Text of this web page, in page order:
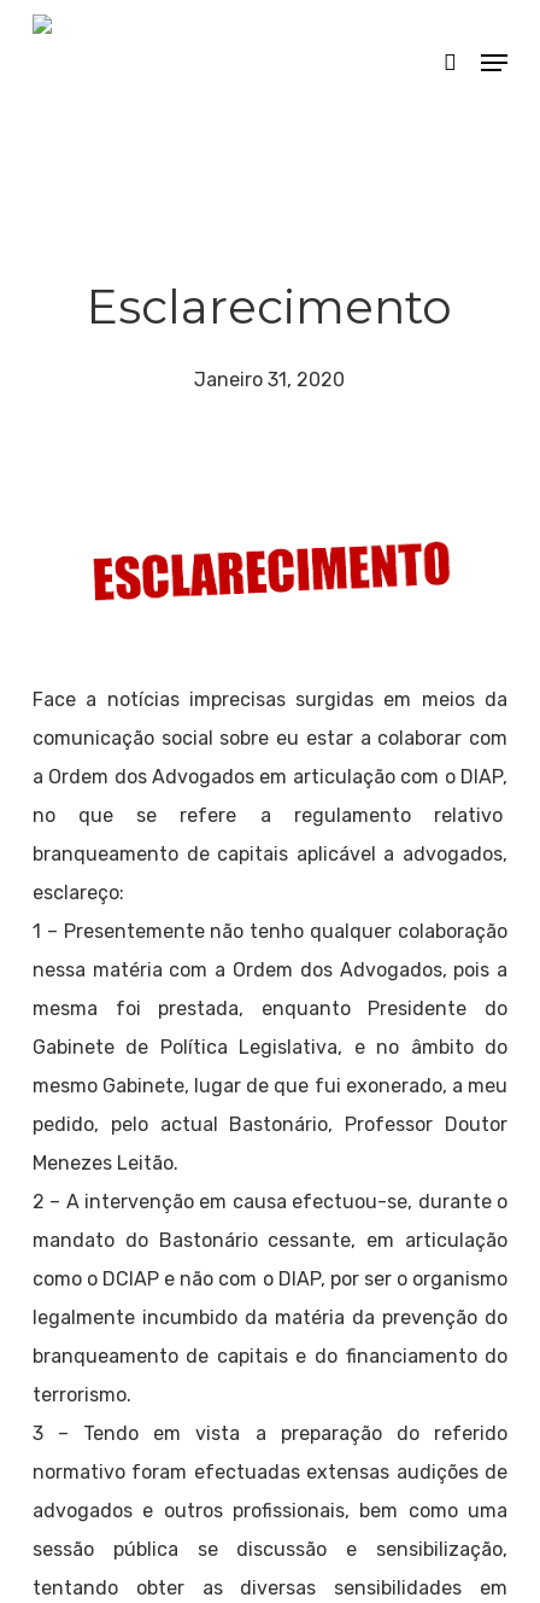
Skip
search
Menu
Esclarecimento
Janeiro 31, 2020
Face a notícias imprecisas surgidas em meios da
comunicação social sobre eu estar a colaborar com
a Ordem dos Advogados em articulação com o DIAP,
no que se refere a regulamento relativo
branqueamento de capitais aplicável a advogados,
esclareço:
1 – Presentemente não tenho qualquer colaboração
nessa matéria com a Ordem dos Advogados, pois a
mesma foi prestada, enquanto Presidente do
Gabinete de Política Legislativa, e no âmbito do
mesmo Gabinete, lugar de que fui exonerado, a meu
pedido, pelo actual Bastonário, Professor Doutor
Menezes Leitão.
2 – A intervenção em causa efectuou-se, durante o
mandato do Bastonário cessante, em articulação
como o DCIAP e não com o DIAP, por ser o organismo
legalmente incumbido da matéria da prevenção do
branqueamento de capitais e do financiamento do
terrorismo.
3 – Tendo em vista a preparação do referido
normativo foram efectuadas extensas audições de
advogados e outros profissionais, bem como uma
sessão pública se discussão e sensibilização,
tentando obter as diversas sensibilidades em